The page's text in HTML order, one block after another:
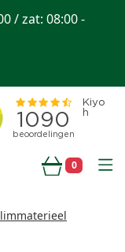
0
/ zat: 08:00 -